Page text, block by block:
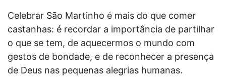
Celebrar São Martinho é mais do que comer
castanhas: é recordar a importância de partilhar
o que se tem, de aquecermos o mundo com
gestos de bondade, e de reconhecer a presença
de Deus nas pequenas alegrias humanas.